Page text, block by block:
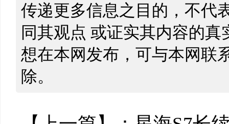
传递更多信息之目的，不代
同其观点 或证实其内容的
想在本网发布，可与本网联
除。